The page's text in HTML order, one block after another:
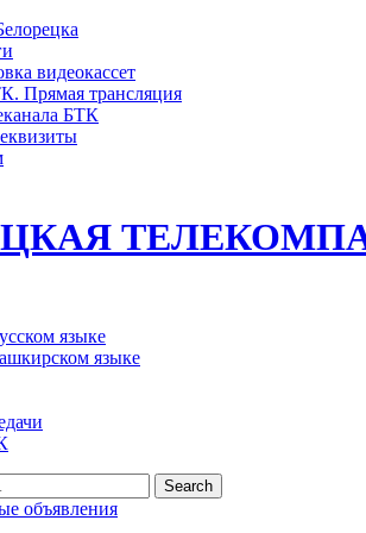
видеокассет
Прямая трансляция
БТК
языке
языке
объявления